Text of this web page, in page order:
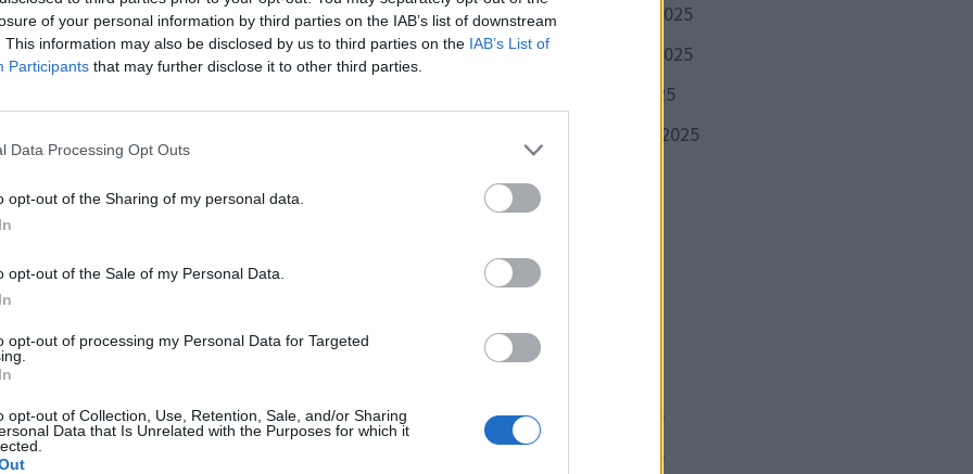
of your personal information by third parties on the IAB’s list of downstream
This information may also be disclosed by us to third parties on the IAB’s List of
Participants that may further disclose it to other third parties.
Data Processing Opt Outs
opt-out of the Sharing of my personal data.
opt-out of the Sale of my Personal Data.
opt-out of processing my Personal Data for Targeted
opt-out of Collection, Use, Retention, Sale, and/or Sharing
Data that Is Unrelated with the Purposes for which it
cosmopolite, avant de poursuivre ses études au Pays de
avec la royauté, il appartient à une nouvelle génération de
et lieux que l’élite politique et royale.
2024
2024, lorsque Leonor, alors âgée de 19 ans, a effectué
n’ait été publiée, les médias ont rapidement fait le lien avec
officiellement leur relation.
personnalité publique si leur relation devenait plus sérieuse.
génération de l’élite mondiale, ce qui pourrait lui ouvrir de
décembre 2025
novembre 2025
octobre 2025
septembre 2025
février 2025
janvier 2025